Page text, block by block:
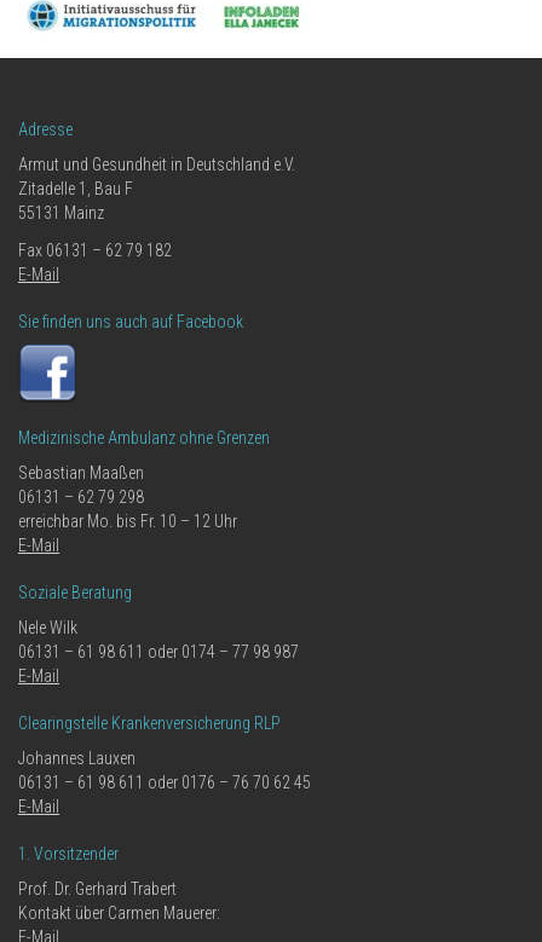
Adresse
Armut und Gesundheit in Deutschland e.V.
Zitadelle 1, Bau F
55131 Mainz
Fax 06131 – 62 79 182
E-Mail
Sie finden uns auch auf Facebook
Medizinische Ambulanz ohne Grenzen
Sebastian Maaßen
06131 – 62 79 298
erreichbar Mo. bis Fr. 10 – 12 Uhr
E-Mail
Soziale Beratung
Nele Wilk
06131 – 61 98 611 oder 0174 – 77 98 987
E-Mail
Clearingstelle Krankenversicherung RLP
Johannes Lauxen
06131 – 61 98 611 oder 0176 – 76 70 62 45
E-Mail
1. Vorsitzender
Prof. Dr. Gerhard Trabert
Kontakt über Carmen Mauerer:
E-Mail